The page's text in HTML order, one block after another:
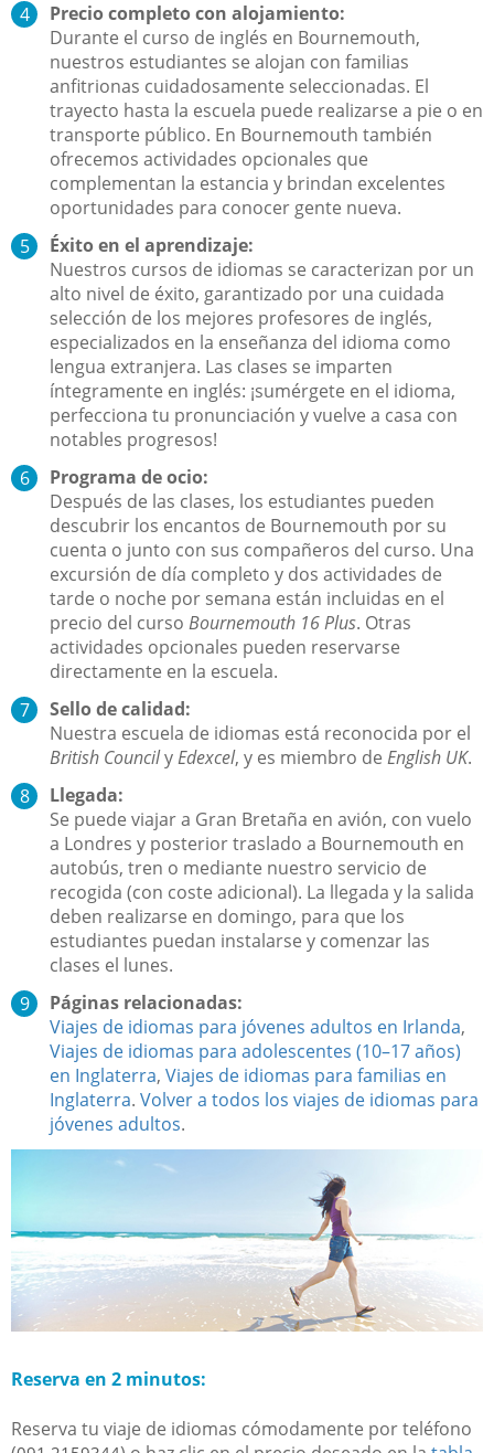
Precio completo con alojamiento:
Durante el curso de inglés en Bournemouth,
nuestros estudiantes se alojan con familias
anfitrionas cuidadosamente seleccionadas. El
trayecto hasta la escuela puede realizarse a pie o en
transporte público. En Bournemouth también
ofrecemos actividades opcionales que
complementan la estancia y brindan excelentes
oportunidades para conocer gente nueva.
Éxito en el aprendizaje:
Nuestros cursos de idiomas se caracterizan por un
alto nivel de éxito, garantizado por una cuidada
selección de los mejores profesores de inglés,
especializados en la enseñanza del idioma como
lengua extranjera. Las clases se imparten
íntegramente en inglés: ¡sumérgete en el idioma,
perfecciona tu pronunciación y vuelve a casa con
notables progresos!
Programa de ocio:
Después de las clases, los estudiantes pueden
descubrir los encantos de Bournemouth por su
cuenta o junto con sus compañeros del curso. Una
excursión de día completo y dos actividades de
tarde o noche por semana están incluidas en el
precio del curso Bournemouth 16 Plus. Otras
actividades opcionales pueden reservarse
directamente en la escuela.
Sello de calidad:
Nuestra escuela de idiomas está reconocida por el
British CouncilyEdexcel, y es miembro de English UK.
Llegada:
Se puede viajar a Gran Bretaña en avión, con vuelo
a Londres y posterior traslado a Bournemouth en
autobús, tren o mediante nuestro servicio de
recogida (con coste adicional). La llegada y la salida
deben realizarse en domingo, para que los
estudiantes puedan instalarse y comenzar las
clases el lunes.
Páginas relacionadas:
Viajes de idiomas para jóvenes adultos en Irlanda,
Viajes de idiomas para adolescentes (10–17 años)
en Inglaterra, Viajes de idiomas para familias en
Inglaterra. Volver a todos los viajes de idiomas para
jóvenes adultos.
Reserva en 2 minutos:
Reserva tu viaje de idiomas cómodamente por teléfono